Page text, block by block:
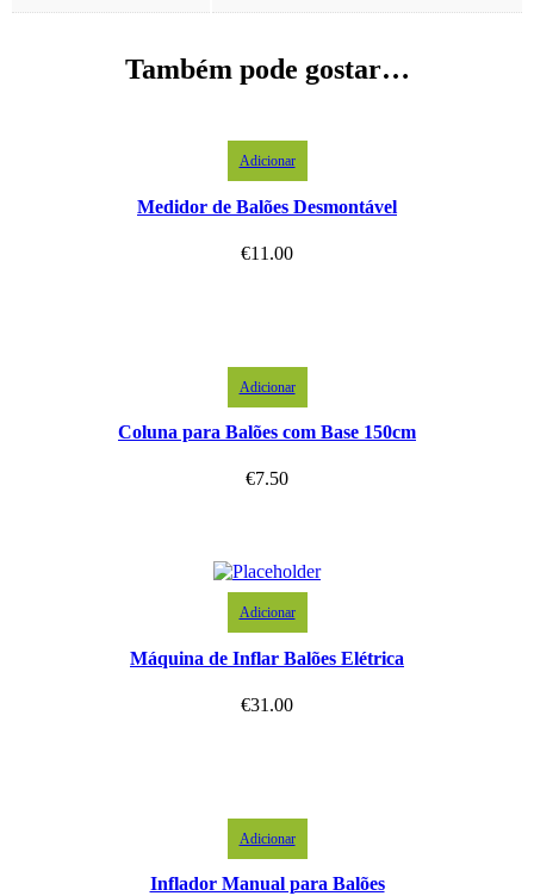
Também pode gostar…
Adicionar
Medidor de Balões Desmontável
€11.00
Adicionar
Coluna para Balões com Base 150cm
€7.50
Adicionar
Máquina de Inflar Balões Elétrica
€31.00
Adicionar
Inflador Manual para Balões